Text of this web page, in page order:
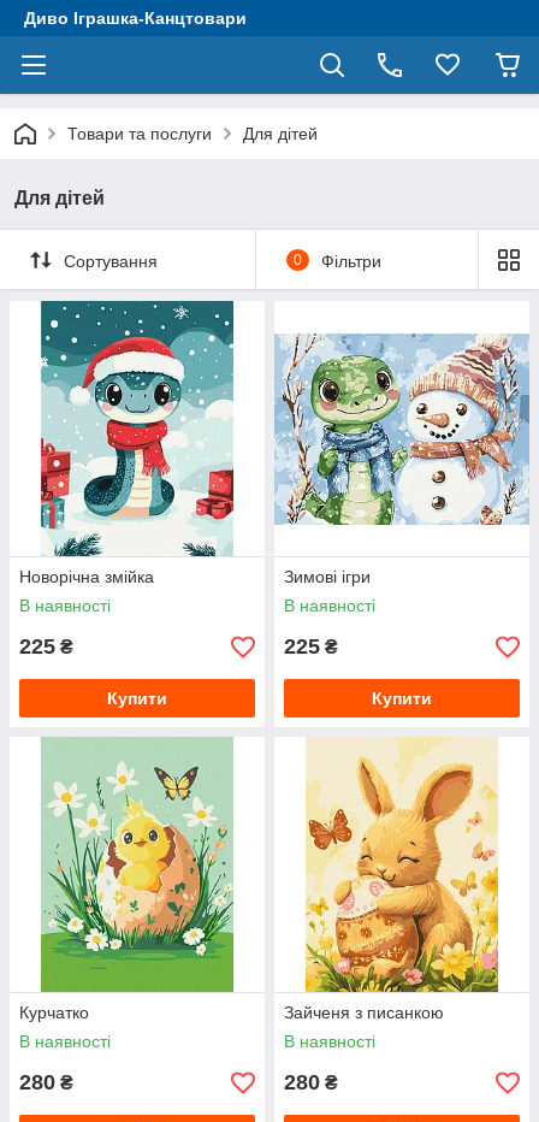
Диво Іграшка-Канцтовари
Товари та послуги Для дітей
Для дітей
Сортування 0 Фільтри
Новорічна змійка
В наявності
225 ₴
Купити
Зимові ігри
В наявності
225 ₴
Купити
Курчатко
В наявності
280 ₴
Зайченя з писанкою
В наявності
280 ₴